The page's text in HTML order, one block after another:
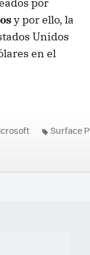
por
y por ello, la
Unidos
en el
Surface